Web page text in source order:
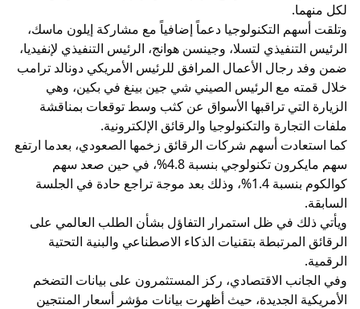
لكل منهما.
وتلقت أسهم التكنولوجيا دعماً إضافياً مع مشاركة إيلون ماسك،
الرئيس التنفيذي لتسلا، وجينسن هوانج، الرئيس التنفيذي لإنفيديا،
ضمن وفد رجال الأعمال المرافق للرئيس الأمريكي دونالد ترامب
خلال قمته مع الرئيس الصيني شي جين بينغ في بكين، وهي
الزيارة التي تراقبها الأسواق عن كثب وسط توقعات بمناقشة
ملفات التجارة والتكنولوجيا والرقائق الإلكترونية.
كما استعادت أسهم شركات الرقائق زخمها الصعودي، بعدما ارتفع
سهم مايكرون تكنولوجي بنسبة 4.8%، في حين صعد سهم
كوالكوم بنسبة 1.4%، وذلك بعد موجة تراجع حادة في الجلسة
السابقة.
ويأتي ذلك في ظل استمرار التفاؤل بشأن الطلب العالمي على
الرقائق المرتبطة بتقنيات الذكاء الاصطناعي والبنية التحتية
الرقمية.
وفي الجانب الاقتصادي، ركز المستثمرون على بيانات التضخم
الأمريكية الجديدة، حيث أظهرت بيانات مؤشر أسعار المنتجين